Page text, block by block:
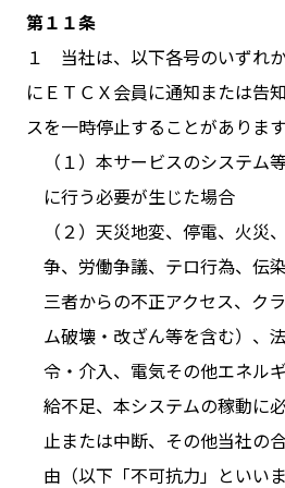
第１１条
１ 当社は、以下各号のいずれ
にＥＴＣＸ会員に通知または告
スを一時停止することがあります
（１）本サービスのシステム
に行う必要が生じた場合
（２）天災地変、停電、火災
争、労働争議、テロ行為、伝
三者からの不正アクセス、ク
ム破壊・改ざん等を含む）、
令・介入、電気その他エネル
給不足、本システムの稼動に
止または中断、その他当社の
由（以下「不可抗力」といい